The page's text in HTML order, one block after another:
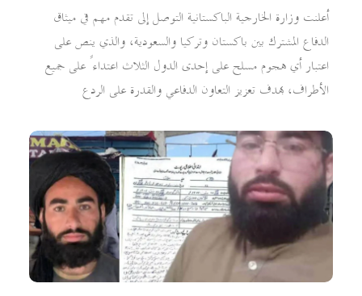
أعلنت وزارة الخارجية الباكستانية التوصل إلى تقدم مهم في ميثاق
الدفاع المشترك بين باكستان وتركيا والسعودية، والذي ينص على
اعتبار أي هجوم مسلح على إحدى الدول الثلاث اعتداءً على جميع
الأطراف، بهدف تعزيز التعاون الدفاعي والقدرة على الردع